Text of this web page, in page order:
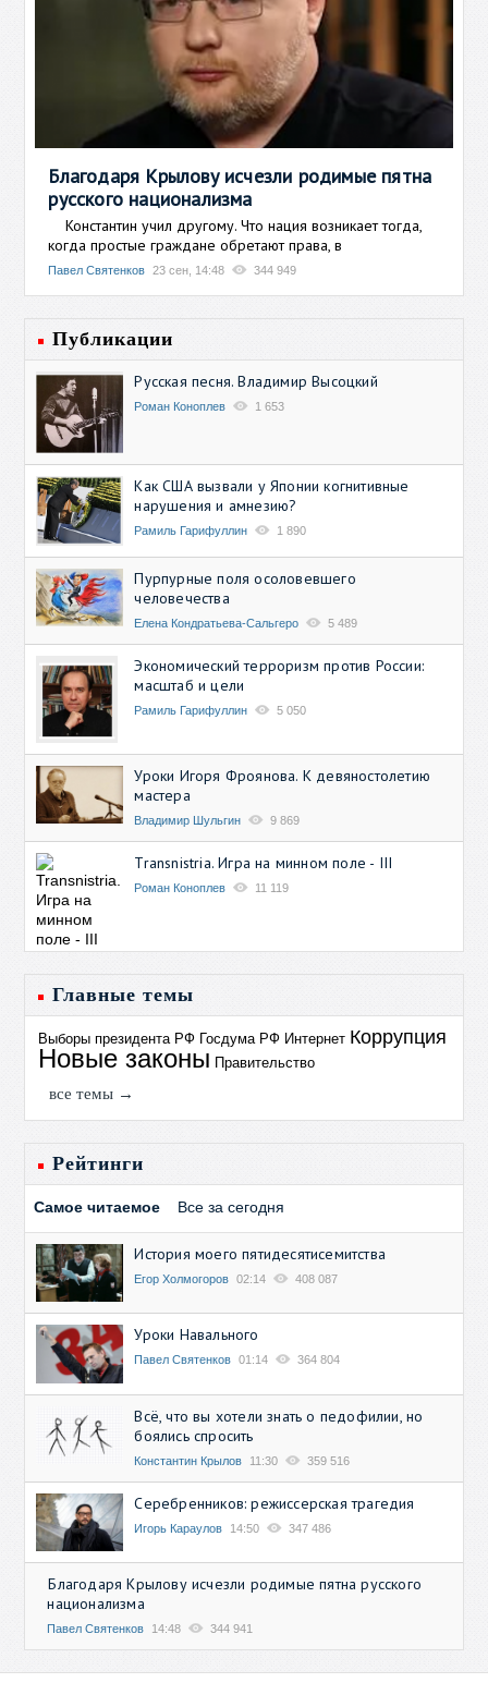
Благодаря Крылову исчезли родимые пятна
русского национализма
Константин учил другому. Что нация возникает тогда,
когда простые граждане обретают права, в
Павел Святенков 23 сен, 14:48 344 949
Публикации
Русская песня. Владимир Высоцкий
Роман Коноплев 1 653
Как США вызвали у Японии когнитивные
нарушения и амнезию?
Рамиль Гарифуллин 1 890
Пурпурные поля осоловевшего
человечества
Елена Кондратьева-Сальгеро 5 489
Экономический терроризм против России:
масштаб и цели
Рамиль Гарифуллин 5 050
Уроки Игоря Фроянова. К девяностолетию
мастера
Владимир Шульгин 9 869
Transnistria. Игра на минном поле - III
Роман Коноплев 11 119
Главные темы
Выборы президента РФ Госдума РФ Интернет Коррупция
Новые законы Правительство
все темы →
Рейтинги
Самое читаемое Все за сегодня
История моего пятидесятисемитства
Егор Холмогоров 02:14 408 087
Уроки Навального
Павел Святенков 01:14 364 804
Всё, что вы хотели знать о педофилии, но
боялись спросить
Константин Крылов 11:30 359 516
Серебренников: режиссерская трагедия
Игорь Караулов 14:50 347 486
Благодаря Крылову исчезли родимые пятна русского
национализма
Павел Святенков 14:48 344 941